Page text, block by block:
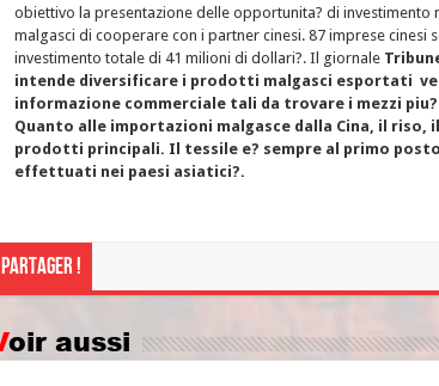
obiettivo la presentazione delle opportunita? di investimento
malgasci di cooperare con i partner cinesi. 87 imprese cinesi
investimento totale di 41 milioni di dollari?. Il giornale
intende diversificare i prodotti malgasci esportati
informazione commerciale tali da trovare i mezzi
Quanto alle importazioni malgasce dalla Cina, il riso,
prodotti principali. Il tessile e? sempre al primo
effettuati nei paesi asiatici?.
Partager !
Voir aussi